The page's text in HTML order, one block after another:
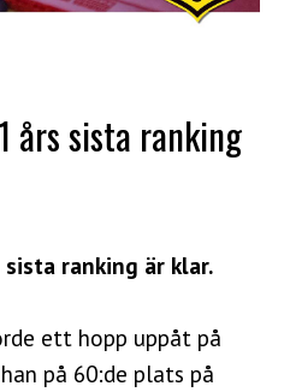
års sista ranking
ranking är klar.
ett hopp uppåt på
på 60:de plats på